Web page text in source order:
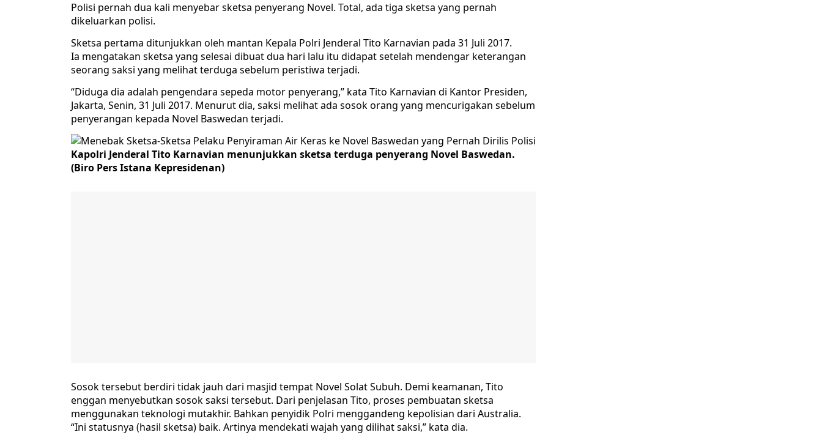
Polisi pernah dua kali menyebar sketsa penyerang Novel. Total, ada tiga sketsa yang pernah
dikeluarkan polisi.
Sketsa pertama ditunjukkan oleh mantan Kepala Polri Jenderal Tito Karnavian pada 31 Juli 2017.
Ia mengatakan sketsa yang selesai dibuat dua hari lalu itu didapat setelah mendengar keterangan
seorang saksi yang melihat terduga sebelum peristiwa terjadi.
“Diduga dia adalah pengendara sepeda motor penyerang,” kata Tito Karnavian di Kantor Presiden,
Jakarta, Senin, 31 Juli 2017. Menurut dia, saksi melihat ada sosok orang yang mencurigakan sebelum
penyerangan kepada Novel Baswedan terjadi.
Kapolri Jenderal Tito Karnavian menunjukkan sketsa terduga penyerang Novel Baswedan.
(Biro Pers Istana Kepresidenan)
Sosok tersebut berdiri tidak jauh dari masjid tempat Novel Solat Subuh. Demi keamanan, Tito
enggan menyebutkan sosok saksi tersebut. Dari penjelasan Tito, proses pembuatan sketsa
menggunakan teknologi mutakhir. Bahkan penyidik Polri menggandeng kepolisian dari Australia.
“Ini statusnya (hasil sketsa) baik. Artinya mendekati wajah yang dilihat saksi,” kata dia.